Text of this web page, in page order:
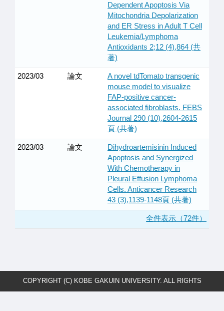
Dependent Apoptosis Via
Mitochondria Depolarization
and ER Stress in Adult T Cell
Leukemia/Lymphoma
Antioxidants 2;12 (4),864 (共
著)
2023/03 論文
A novel tdTomato transgenic
mouse model to visualize
FAP-positive cancer-
associated fibroblasts. FEBS
Journal 290 (10),2604-2615
頁 (共著)
2023/03 論文
Dihydroartemisinin Induced
Apoptosis and Synergized
With Chemotherapy in
Pleural Effusion Lymphoma
Cells. Anticancer Research
43 (3),1139-1148頁 (共著)
全件表示（72件）
COPYRIGHT (C) KOBE GAKUIN UNIVERSITY. ALL RIGHTS